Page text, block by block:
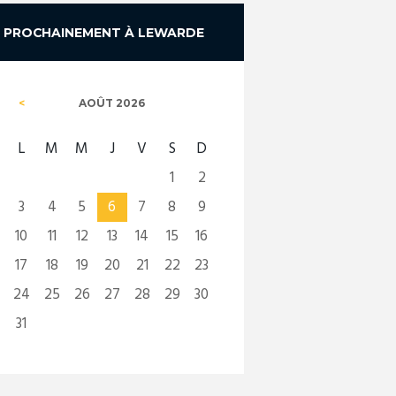
PROCHAINEMENT À LEWARDE
AOÛT 2026
L M M J V S
D
1
2
3
4 5 6 7 8
9
10
11 12 13 14 15
16
17
18 19 20 21 22
23
24
25 26 27 28 29
30
31